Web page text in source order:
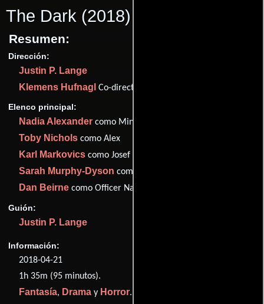
The Dark (2018)
Resumen:
Dirección:
Justin P. Lange
Klemens Hufnagl Co-director
Elenco principal:
Nadia Alexander como Mina
Toby Nichols como Alex
Karl Markovics como Josef Hofer
Sarah Murphy-Dyson como Noreen
Dan Beirne como Officer Nate Stevens
Guión:
Justin P. Lange
Información:
2018-04-21
1h 35m (95 minutos).
Fantasía, Drama y Horror.